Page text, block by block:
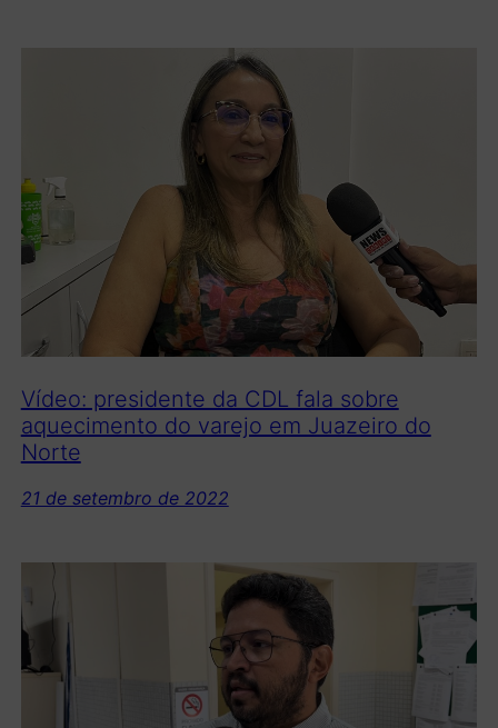
Vídeo: presidente da CDL fala sobre
aquecimento do varejo em Juazeiro do
Norte
21 de setembro de 2022